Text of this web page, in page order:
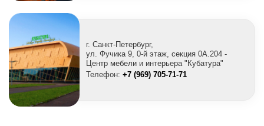
г. Санкт-Петербург,
ул. Фучика 9, 0-й этаж, секция 0A.204 -
Центр мебели и интерьера "Кубатура"
Телефон: +7 (969) 705-71-71